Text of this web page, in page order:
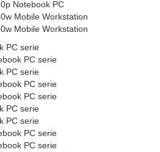
Notebook PC
Mobile Workstation
Mobile Workstation
PC serie
PC serie
PC serie
PC serie
PC serie
PC serie
PC serie
PC serie
PC serie